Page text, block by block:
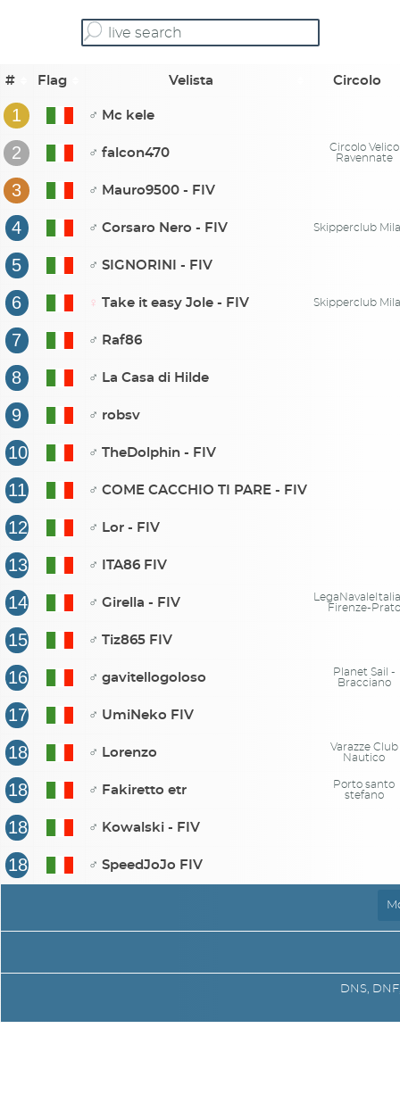
# Flag Velista Circolo
1 ♂ Mc kele
2 ♂ falcon470
Circolo Velico
Ravennate
3 ♂ Mauro9500 - FIV
4 ♂ Corsaro Nero - FIV Skipperclub
5 ♂ SIGNORINI - FIV
6 ♀ Take it easy Jole - FIV Skipperclub
7 ♂ Raf86
8 ♂ La Casa di Hilde
9 ♂ robsv
10 ♂ TheDolphin - FIV
11 ♂ COME CACCHIO TI PARE - FIV
12 ♂ Lor - FIV
13 ♂ ITA86 FIV
14 ♂ Girella - FIV
Firenze-Prato
15 ♂ Tiz865 FIV
16 ♂ gavitellogoloso
Planet Sail -
Bracciano
17 ♂ UmiNeko FIV
18 ♂ Lorenzo
Varazze Club
Nautico
18 ♂ Fakiretto etr
Porto santo
stefano
18 ♂ Kowalski - FIV
18 ♂ SpeedJoJo FIV
DNS,